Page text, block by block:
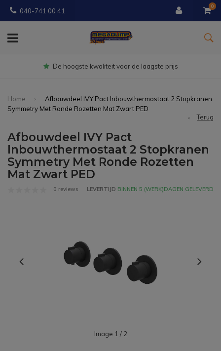
040-741 00 41
0
Gratisbezorgd vanaf € 150
Home
Afbouwdeel IVY Pact Inbouwthermostaat 2 Stopkranen
Symmetry Met Ronde Rozetten Mat Zwart PED
Terug
Afbouwdeel IVY Pact
Inbouwthermostaat 2 Stopkranen
Symmetry Met Ronde Rozetten
Mat Zwart PED
0 reviews LEVERTIJD BINNEN 5 (WERK)DAGEN GELEVERD
Image 1 / 2